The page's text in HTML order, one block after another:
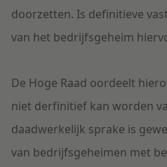
doorzetten. Is definitieve
van het bedrijfsgeheim
De Hoge Raad oordeelt
niet derfinitief kan worden
daadwerkelijk sprake is
van bedrijfsgeheimen met